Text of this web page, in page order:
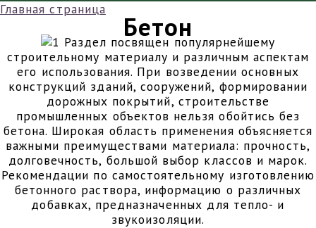
Главная страница
Бетон
Раздел посвящен популярнейшему
строительному материалу и различным аспектам
его использования. При возведении основных
конструкций зданий, сооружений, формировании
дорожных покрытий, строительстве
промышленных объектов нельзя обойтись без
бетона. Широкая область применения объясняется
важными преимуществами материала: прочность,
долговечность, большой выбор классов и марок.
Рекомендации по самостоятельному изготовлению
бетонного раствора, информацию о различных
добавках, предназначенных для тепло- и
звукоизоляции.